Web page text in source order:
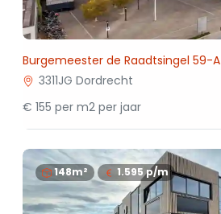
Burgemeester de Raadtsingel 59-A
3311JG Dordrecht
€ 155 per m2 per jaar
148m² 1.595p/m